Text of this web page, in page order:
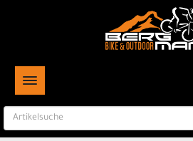
TOGGLE NAVIGATION